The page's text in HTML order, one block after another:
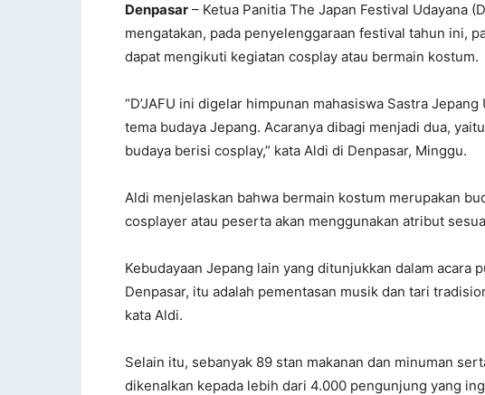
Denpasar – Ketua Panitia The Japan Festival Udayana
mengatakan, pada penyelenggaraan festival tahun ini,
dapat mengikuti kegiatan cosplay atau bermain kostum.
“D’JAFU ini digelar himpunan mahasiswa Sastra
tema budaya Jepang. Acaranya dibagi menjadi dua,
budaya berisi cosplay,” kata Aldi di Denpasar, Minggu.
Aldi menjelaskan bahwa bermain kostum merupakan
cosplayer atau peserta akan menggunakan atribut
Kebudayaan Jepang lain yang ditunjukkan dalam acara
Denpasar, itu adalah pementasan musik dan tari
kata Aldi.
Selain itu, sebanyak 89 stan makanan dan minuman
dikenalkan kepada lebih dari 4.000 pengunjung yang